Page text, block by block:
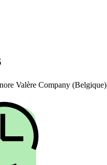
Valère Company (Belgique)